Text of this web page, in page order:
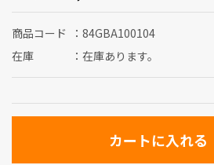
商品コード
84GBA100104
在庫
在庫あります。